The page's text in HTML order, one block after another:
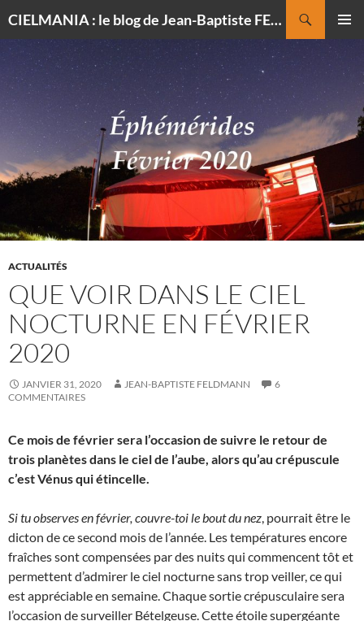
CIELMANIA : le blog de Jean-Baptiste FELDMANN, photographe du ciel
MENU
AU
CONTENU
ACTUALITÉS
QUE VOIR DANS LE CIEL
NOCTURNE EN FÉVRIER
2020
JANVIER 31, 2020 JEAN-BAPTISTE FELDMANN
6
COMMENTAIRES
Ce mois de février sera l’occasion de suivre le retour de
trois planètes dans le ciel de l’aube, alors qu’au crépuscule
c’est Vénus qui étincelle.
Si tu observes en février, couvre-toi le bout du nez, pourrait être le
dicton de ce second mois de l’année. Les températures encore
fraîches sont compensées par des nuits qui commencent tôt et
permettent d’admirer le ciel nocturne sans trop veiller, ce qui
est appréciable en semaine. Chaque sortie crépusculaire sera
l’occasion de surveiller Bételgeuse. Cette étoile supergéante